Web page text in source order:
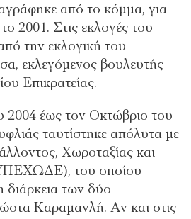
από το κόμμα, για
2001. Στις εκλογές του
την εκλογική του
εκλεγόμενος βουλευτής
Επικρατείας.
έως τον Οκτώβριο του
ταυτίστηκε απόλυτα με
Χωροταξίας και
του οποίου
διάρκεια των δύο
Καραμανλή. Αν και στις